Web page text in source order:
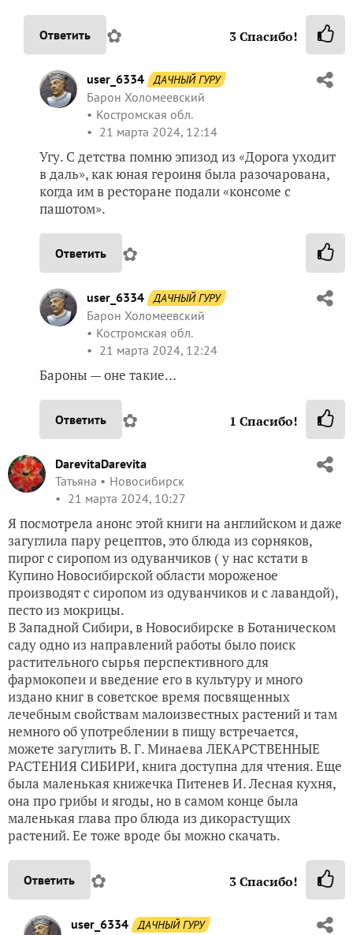
Ответить ✿ 3Спасибо!
user_6334 ДАЧНЫЙ ГУРУ
Барон Холомеевский
Костромская обл.
21 марта 2024, 12:14
Угу. С детства помню эпизод из «Дорога уходит
в даль», как юная героиня была разочарована,
когда им в ресторане подали «консоме с
пашотом».
Ответить ✿
user_6334 ДАЧНЫЙ ГУРУ
Барон Холомеевский
Костромская обл.
21 марта 2024, 12:24
Бароны — оне такие…
Ответить ✿ 1 Спасибо!
DarevitaDarevita
Татьяна
Новосибирск
21 марта 2024, 10:27
Я посмотрела анонс этой книги на английском и даже
загуглила пару рецептов, это блюда из сорняков,
пирог с сиропом из одуванчиков ( у нас кстати в
Купино Новосибирской области мороженое
производят с сиропом из одуванчиков и с лавандой),
песто из мокрицы.
В Западной Сибири, в Новосибирске в Ботаническом
саду одно из направлений работы было поиск
растительного сырья перспективного для
фармокопеи и введение его в культуру и много
издано книг в советское время посвященных
лечебным свойствам малоизвестных растений и там
немного об употреблении в пищу встречается,
можете загуглить В. Г. Минаева ЛЕКАРСТВЕННЫЕ
РАСТЕНИЯ СИБИРИ, книга доступна для чтения. Еще
была маленькая книжечка Питенев И. Лесная кухня,
она про грибы и ягоды, но в самом конце была
маленькая глава про блюда из дикорастущих
растений. Ее тоже вроде бы можно скачать.
Ответить ✿ 3Спасибо!
user_6334 ДАЧНЫЙ ГУРУ